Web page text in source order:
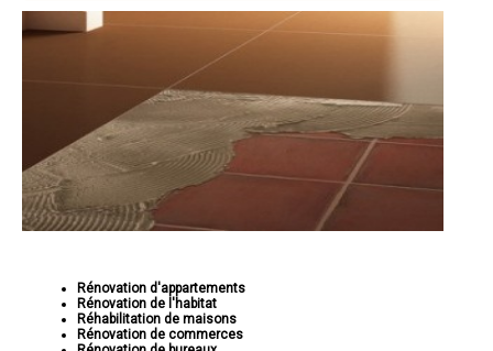
Rénovation d'appartements
Rénovation de l'habitat
Réhabilitation de maisons
Rénovation de commerces